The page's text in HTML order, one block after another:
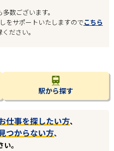
数ございます。
をサポートいたしますのでこちら
ださい。
駅から探す